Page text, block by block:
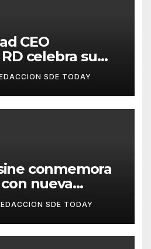
CEO
celebra su
una cultura de
SDE TODAY
conmemora
nueva
y nuevos
SDE TODAY